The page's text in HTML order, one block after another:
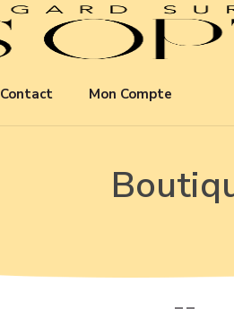
Contact Mon Compte